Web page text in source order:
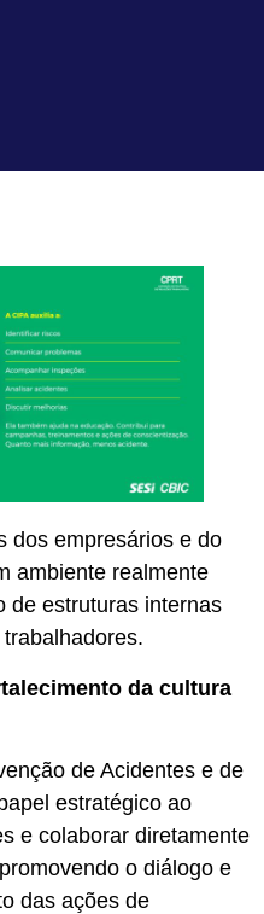
dos empresários e do
ambiente realmente
de estruturas internas
da cultura
de Acidentes e de
estratégico ao
e colaborar diretamente
o diálogo e
das ações de